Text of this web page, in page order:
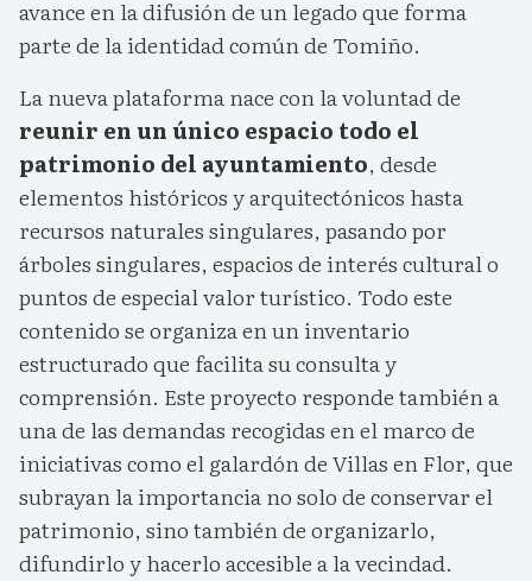
avance en la difusión de un legado que forma
parte de la identidad común de Tomiño.
La nueva plataforma nace con la voluntad de
reunir en un único espacio todo el
patrimonio del ayuntamiento, desde
elementos históricos y arquitectónicos hasta
recursos naturales singulares, pasando por
árboles singulares, espacios de interés cultural o
puntos de especial valor turístico. Todo este
contenido se organiza en un inventario
estructurado que facilita su consulta y
comprensión. Este proyecto responde también a
una de las demandas recogidas en el marco de
iniciativas como el galardón de Villas en Flor, que
subrayan la importancia no solo de conservar el
patrimonio, sino también de organizarlo,
difundirlo y hacerlo accesible a la vecindad.